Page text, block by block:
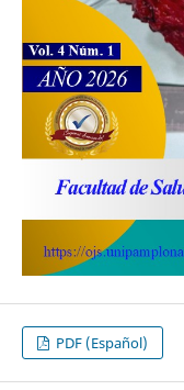
PDF (Español)